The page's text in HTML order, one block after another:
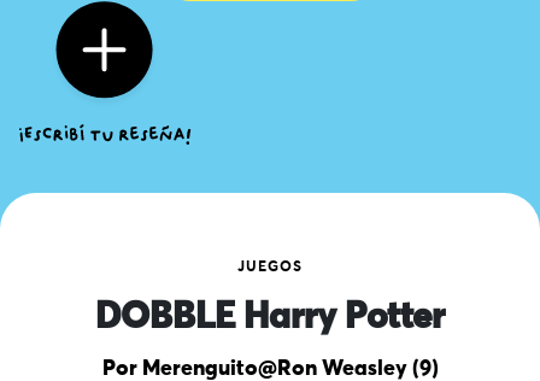
JUEGOS
DOBBLE Harry Potter
Por Merenguito@Ron Weasley (9)